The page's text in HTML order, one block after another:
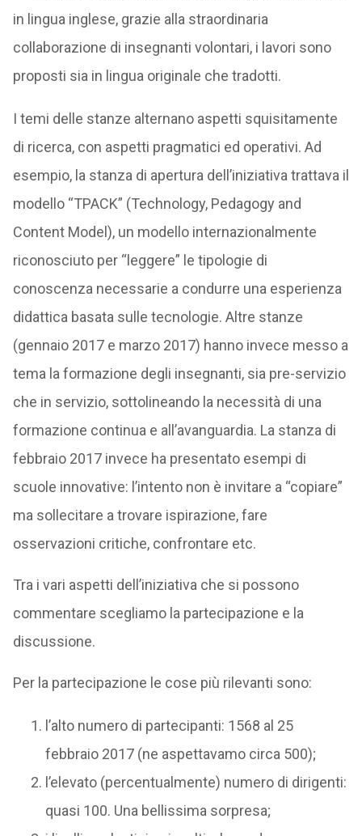
in lingua inglese, grazie alla straordinaria
collaborazione di insegnanti volontari, i lavori sono
proposti sia in lingua originale che tradotti.
I temi delle stanze alternano aspetti squisitamente
di ricerca, con aspetti pragmatici ed operativi. Ad
esempio, la stanza di apertura dell’iniziativa trattava il
modello “TPACK” (Technology, Pedagogy and
Content Model), un modello internazionalmente
riconosciuto per “leggere” le tipologie di
conoscenza necessarie a condurre una esperienza
didattica basata sulle tecnologie. Altre stanze
(gennaio 2017 e marzo 2017) hanno invece messo a
tema la formazione degli insegnanti, sia pre-servizio
che in servizio, sottolineando la necessità di una
formazione continua e all’avanguardia. La stanza di
febbraio 2017 invece ha presentato esempi di
scuole innovative: l’intento non è invitare a “copiare”
ma sollecitare a trovare ispirazione, fare
osservazioni critiche, confrontare etc.
Tra i vari aspetti dell’iniziativa che si possono
commentare scegliamo la partecipazione e la
discussione.
Per la partecipazione le cose più rilevanti sono:
l’alto numero di partecipanti: 1568 al 25
febbraio 2017 (ne aspettavamo circa 500);
l’elevato (percentualmente) numero di dirigenti:
quasi 100. Una bellissima sorpresa;